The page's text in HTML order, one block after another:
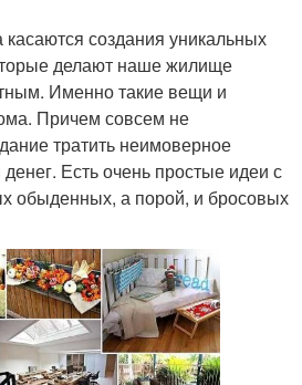
создания уникальных
делают наше жилище
Именно такие вещи и
Причем совсем не
тратить неимоверное
Есть очень простые идеи с
обыденных, а порой, и бросовых